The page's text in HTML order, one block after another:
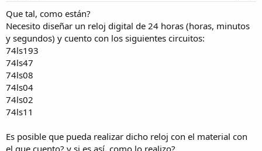
n
i
c
i
Que tal, como están?
Necesito diseñar un reloj digital de 24 horas (horas, minutos
y segundos) y cuento con los siguientes circuitos:
74ls193
74ls47
74ls08
74ls04
74ls02
74ls11
Es posible que pueda realizar dicho reloj con el material con
el que cuento? y si es así, como lo realizo?